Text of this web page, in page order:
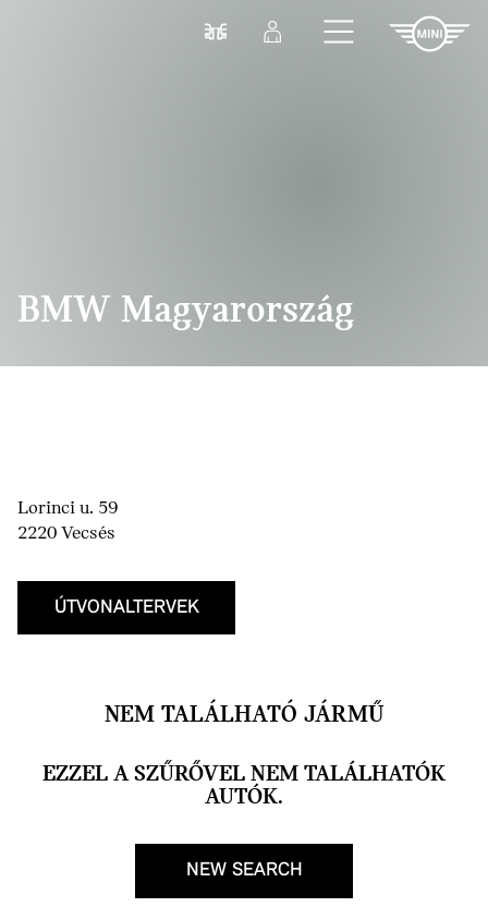
ÖsszehasonlításBejelentkezés
BMW Magyarország
Lorinci u. 59
2220 Vecsés
ÚTVONALTERVEK
NEM TALÁLHATÓ JÁRMŰ
EZZEL A SZŰRŐVEL NEM TALÁLHATÓK
AUTÓK.
NEW SEARCH